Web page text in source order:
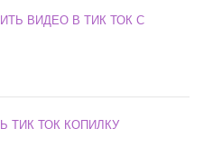
ВИДЕО В ТИК ТОК С
ТИК ТОК КОПИЛКУ